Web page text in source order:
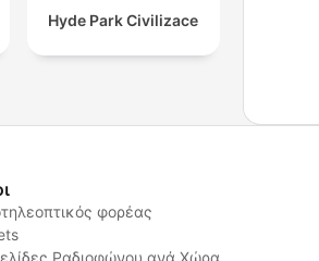
Hyde Park Civilizace
φορέας
Ραδιοφώνου ανά Χώρα